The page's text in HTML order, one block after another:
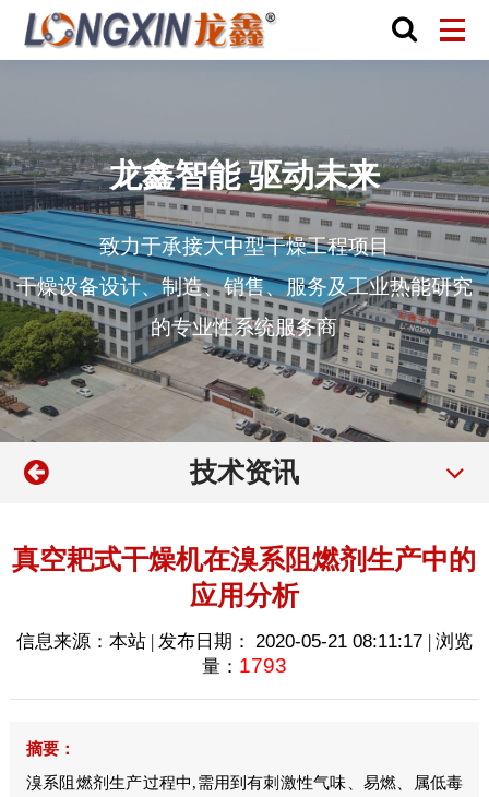
龙鑫智能 驱动未来
致力于承接大中型干燥工程项目
干燥设备设计、制造、销售、服务及工业热能研究
的专业性系统服务商
技术资讯
真空耙式干燥机在溴系阻燃剂生产中的
应用分析
信息来源：本站 | 发布日期： 2020-05-21 08:11:17 | 浏览
量： 1793
摘要：
溴系阻燃剂生产过程中,需用到有刺激性气味、易燃、属低毒